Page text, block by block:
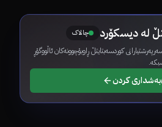
لە دیسکۆرد چالاک
کوردسەبتایتڵ ڕاوبۆچوونەکان ئاڵووگۆڕ
بەشداری کردن